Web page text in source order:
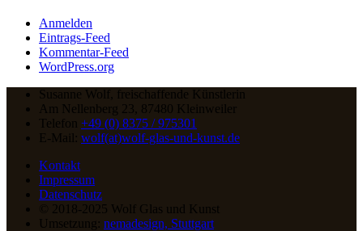
Anmelden
Eintrags-Feed
Kommentar-Feed
WordPress.org
Susanne Wolf, freischaffende Künstlerin
Am Nellenberg 23, 87480 Kleinweiler
Telefon +49 (0) 8375 / 975301
E-Mail: wolf(at)wolf-glas-und-kunst.de
Kontakt
Impressum
Datenschutz
© 2018-2025 Wolf Glas und Kunst
Umsetzung: nemadesign, Stuttgart